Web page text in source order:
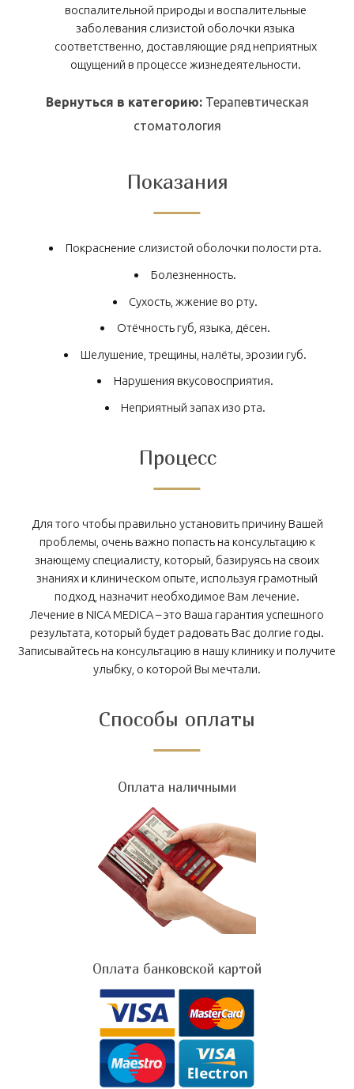
воспалительной природы и воспалительные
заболевания слизистой оболочки языка
соответственно, доставляющие ряд неприятных
ощущений в процессе жизнедеятельности.
Вернуться в категорию: Терапевтическая
стоматология
Показания
Покраснение слизистой оболочки полости рта.
Болезненность.
Сухость, жжение во рту.
Отёчность губ, языка, дёсен.
Шелушение, трещины, налёты, эрозии губ.
Нарушения вкусовосприятия.
Неприятный запах изо рта.
Процесс
Для того чтобы правильно установить причину Вашей
проблемы, очень важно попасть на консультацию к
знающему специалисту, который, базируясь на своих
знаниях и клиническом опыте, используя грамотный
подход, назначит необходимое Вам лечение.
Лечение в NICA MEDICA – это Ваша гарантия успешного
результата, который будет радовать Вас долгие годы.
Записывайтесь на консультацию в нашу клинику и получите
улыбку, о которой Вы мечтали.
Способы оплаты
Оплата наличными
Оплата банковской картой